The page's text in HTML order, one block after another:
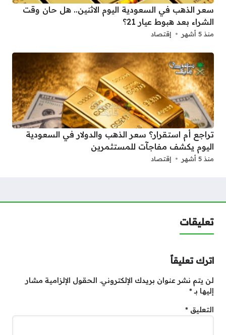
سعر الذهب في السعودية اليوم الاثنين.. هل حان وقت
الشراء بعد هبوط عيار 21؟
منذ 5 أشهر إقتصاد
تراجع أم استقرار؟ سعر الذهب والدولار في السعودية
اليوم يكشف مفاجآت للمستثمرين
منذ 5 أشهر إقتصاد
تعليقات
اترك تعليقاً
لن يتم نشر عنوان بريدك الإلكتروني. الحقول الإلزامية مشار
إليها بـ*
التعليق *